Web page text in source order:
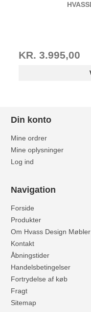
KR. 3.995,00
Din konto
Mine ordrer
Mine oplysninger
Log ind
Navigation
Forside
Produkter
Om Hvass Design Møbler
Kontakt
Åbningstider
Handelsbetingelser
Fortrydelse af køb
Fragt
Sitemap